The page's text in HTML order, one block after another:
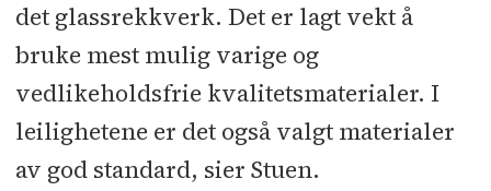
det glassrekkverk. Det er lagt vekt å
bruke mest mulig varige og
vedlikeholdsfrie kvalitetsmaterialer. I
leilighetene er det også valgt materialer
av god standard, sier Stuen.